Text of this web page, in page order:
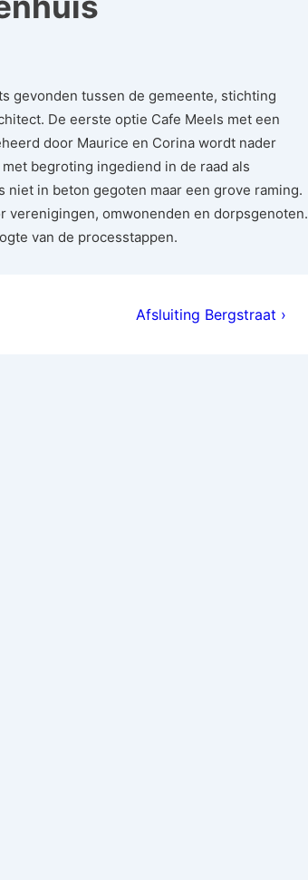
gevonden tussen de gemeente, stichting
De eerste optie Cafe Meels met een
door Maurice en Corina wordt nader
begroting ingediend in de raad als
in beton gegoten maar een grove raming.
verenigingen, omwonenden en dorpsgenoten.
van de processtappen.
Next
Afsluiting Bergstraat ›